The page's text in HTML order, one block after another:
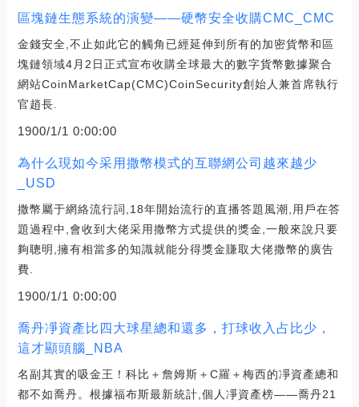
區塊鏈生態系統的演變——硬幣安全收購CMC_CMC
金錢安全,不止如此它的觸角已經延伸到所有的加密貨幣和區
塊鏈領域4月2日正式宣布收購全球最大的數字貨幣數據聚合
網站CoinMarketCap(CMC)CoinSecurity創始人兼首席執行
官趙長.
1900/1/1 0:00:00
為什么現如今采用撒幣模式的互聯網公司越來越少
_USD
撒幣屬于網絡流行詞,18年開始流行的直播答題風潮,用戶在答
題過程中,會收到大佬采用撒幣方式提供的獎金,一般來說只要
夠聰明,擁有相當多的知識就能分得獎金賺取大佬撒幣的廣告
費.
1900/1/1 0:00:00
喬丹凈資產比四大球星總和還多，打球收入占比少，
這才顯頭腦_NBA
名副其實的吸金王！科比＋詹姆斯＋C羅＋梅西的凈資產總和
都不如喬丹。根據福布斯最新統計,個人凈資產榜——喬丹21